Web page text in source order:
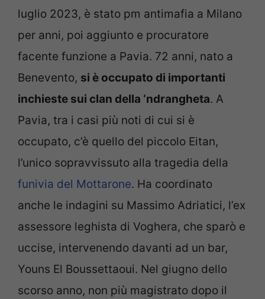
luglio 2023, è stato pm antimafia a Milano
per anni, poi aggiunto e procuratore
facente funzione a Pavia. 72 anni, nato a
Benevento, si è occupato di importanti
inchieste sui clan della ‘ndrangheta. A
Pavia, tra i casi più noti di cui si è
occupato, c’è quello del piccolo Eitan,
l’unico sopravvissuto alla tragedia della
funivia del Mottarone. Ha coordinato
anche le indagini su Massimo Adriatici, l’ex
assessore leghista di Voghera, che sparò e
uccise, intervenendo davanti ad un bar,
Youns El Boussettaoui. Nel giugno dello
scorso anno, non più magistrato dopo il